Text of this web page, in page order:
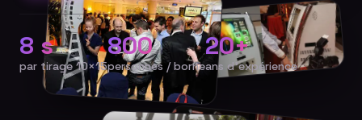
8 s
par tirage 10×15
800
personnes / borne
20+
ans d'expérience